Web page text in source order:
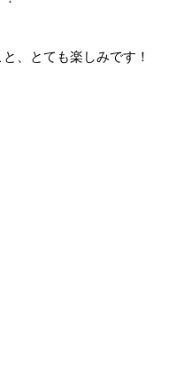
、とても楽しみです！